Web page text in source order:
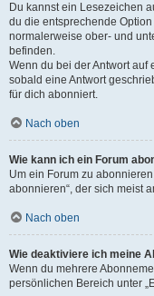
Du kannst ein Lesezeichen
du die entsprechende
normalerweise ober- und
befinden.
Wenn du bei der Antwort auf
sobald eine Antwort
für dich abonniert.
Nach oben
Wie kann ich ein Forum
Um ein Forum zu
abonnieren“, der sich meist
Nach oben
Wie deaktiviere ich meine
Wenn du mehrere
persönlichen Bereich unter